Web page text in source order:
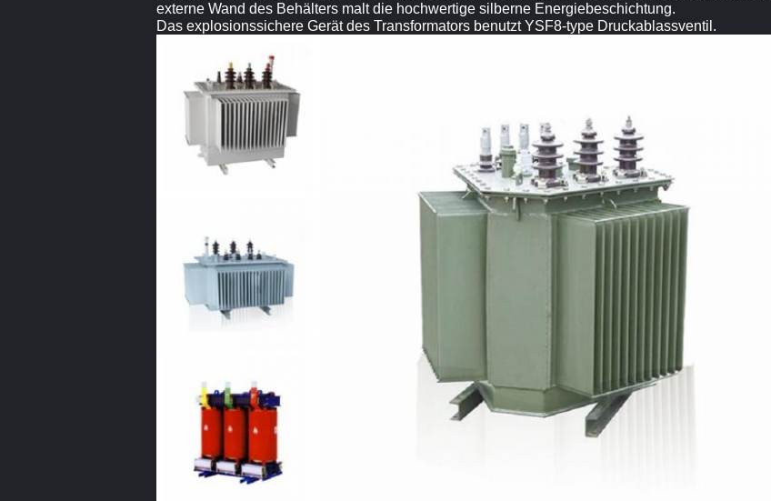
externe Wand des Behälters malt die hochwertige silberne Energiebeschichtung.
Das explosionssichere Gerät des Transformators benutzt YSF8-type Druckablassventil.